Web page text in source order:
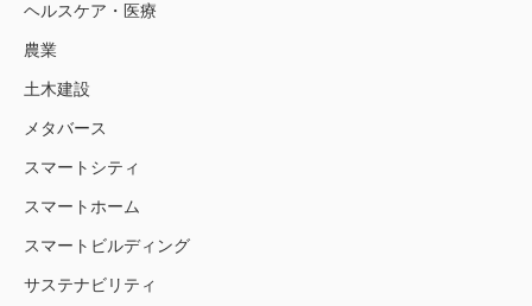
ヘルスケア・医療
農業
土木建設
メタバース
スマートシティ
スマートホーム
スマートビルディング
サステナビリティ